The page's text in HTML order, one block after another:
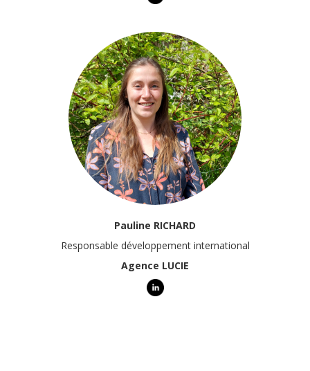
Pauline RICHARD
Responsable développement international
Agence LUCIE